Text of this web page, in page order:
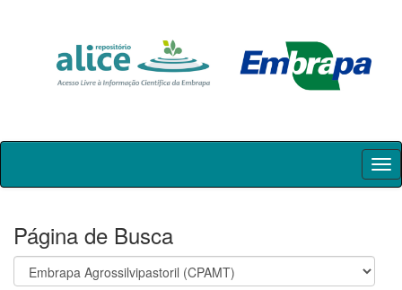
Skip
Página de Busca